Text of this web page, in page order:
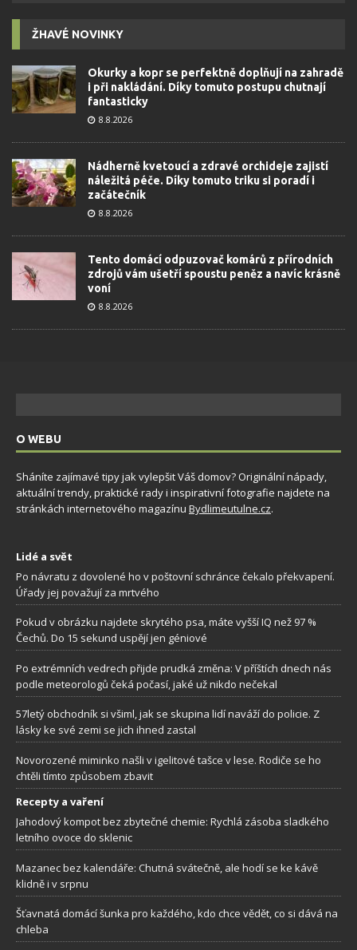
ŽHAVÉ NOVINKY
Okurky a kopr se perfektně doplňují na zahradě
i při nakládání. Díky tomuto postupu chutnají
fantasticky
8.8.2026
Nádherně kvetoucí a zdravé orchideje zajistí
náležitá péče. Díky tomuto triku si poradí i
začátečník
8.8.2026
Tento domácí odpuzovač komárů z přírodních
zdrojů vám ušetří spoustu peněz a navíc krásně
voní
8.8.2026
O WEBU
Sháníte zajímavé tipy jak vylepšit Váš domov? Originální nápady,
aktuální trendy, praktické rady i inspirativní fotografie najdete na
stránkách internetového magazínu Bydlimeutulne.cz.
Lidé a svět
Po návratu z dovolené ho v poštovní schránce čekalo překvapení.
Úřady jej považují za mrtvého
Pokud v obrázku najdete skrytého psa, máte vyšší IQ než 97 %
Čechů. Do 15 sekund uspějí jen géniové
Po extrémních vedrech přijde prudká změna: V příštích dnech nás
podle meteorologů čeká počasí, jaké už nikdo nečekal
57letý obchodník si všiml, jak se skupina lidí naváží do policie. Z
lásky ke své zemi se jich ihned zastal
Novorozené miminko našli v igelitové tašce v lese. Rodiče se ho
chtěli tímto způsobem zbavit
Recepty a vaření
Jahodový kompot bez zbytečné chemie: Rychlá zásoba sladkého
letního ovoce do sklenic
Mazanec bez kalendáře: Chutná svátečně, ale hodí se ke kávě
klidně i v srpnu
Šťavnatá domácí šunka pro každého, kdo chce vědět, co si dává na
chleba